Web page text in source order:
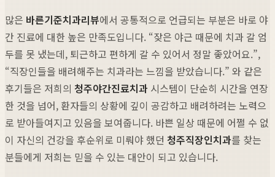
많은 바른기준치과리뷰에서 공통적으로 언급되는 부분은 바로 야
간 진료에 대한 높은 만족도입니다. “잦은 야근 때문에 치과 갈 엄
두를 못 냈는데, 퇴근하고 편하게 갈 수 있어서 정말 좋았어요.”,
“직장인들을 배려해주는 치과라는 느낌을 받았습니다.” 와 같은
후기들은 저희의 청주야간진료치과 시스템이 단순히 시간을 연장
한 것을 넘어, 환자들의 상황에 깊이 공감하고 배려하려는 노력으
로 받아들여지고 있음을 보여줍니다. 바쁜 일상 때문에 어쩔 수 없
이 자신의 건강을 후순위로 미뤄야 했던 청주직장인치과를 찾는
분들에게 저희는 믿을 수 있는 대안이 되고 있습니다.